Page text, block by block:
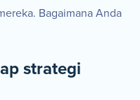
Bagaimana Anda
strategi